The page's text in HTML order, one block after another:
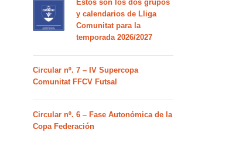
Estos son los dos grupos
y calendarios de Lliga
Comunitat para la
temporada 2026/2027
Circular nº. 7 – IV Supercopa
Comunitat FFCV Futsal
Circular nº. 6 – Fase Autonómica de la
Copa Federación